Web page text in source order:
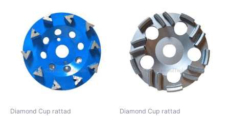
Diamond Cup rattad Diamond Cup rattad